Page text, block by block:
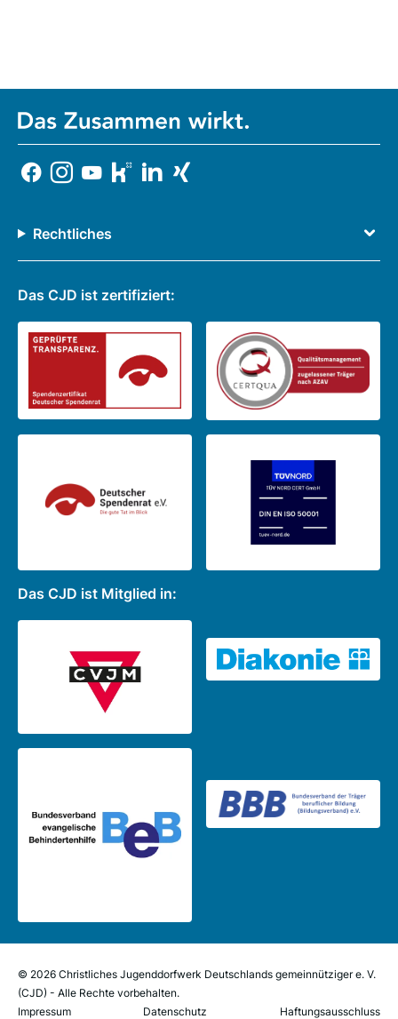
Rechtliches
Das CJD ist zertifiziert:
Das CJD ist Mitglied in:
© 2026 Christliches Jugenddorfwerk Deutschlands gemeinnütziger e. V.
(CJD) - Alle Rechte vorbehalten.
Impressum
Datenschutz Haftungsausschluss